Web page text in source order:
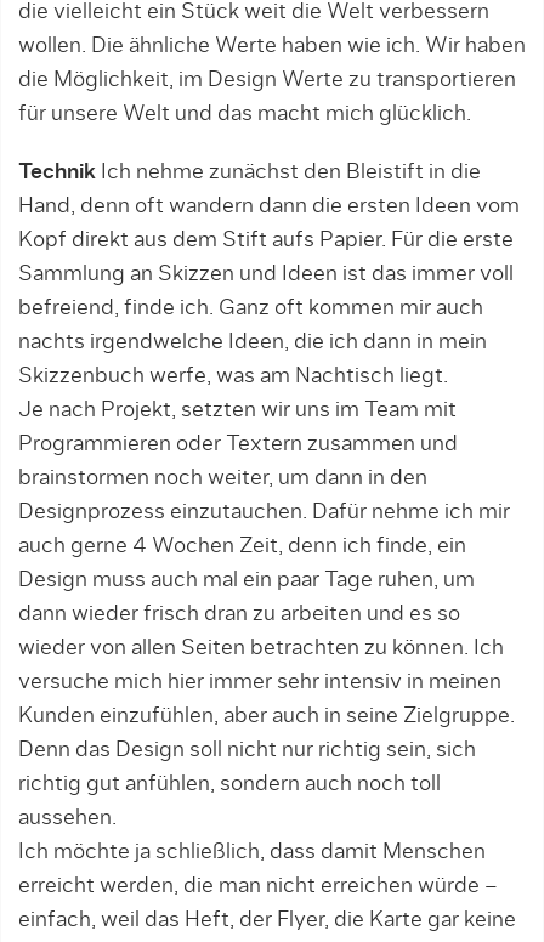
die vielleicht ein Stück weit die Welt verbessern
wollen. Die ähnliche Werte haben wie ich. Wir haben
die Möglichkeit, im Design Werte zu transportieren
für unsere Welt und das macht mich glücklich.
Technik Ich nehme zunächst den Bleistift in die
Hand, denn oft wandern dann die ersten Ideen vom
Kopf direkt aus dem Stift aufs Papier. Für die erste
Sammlung an Skizzen und Ideen ist das immer voll
befreiend, finde ich. Ganz oft kommen mir auch
nachts irgendwelche Ideen, die ich dann in mein
Skizzenbuch werfe, was am Nachtisch liegt.
Je nach Projekt, setzten wir uns im Team mit
Programmieren oder Textern zusammen und
brainstormen noch weiter, um dann in den
Designprozess einzutauchen. Dafür nehme ich mir
auch gerne 4 Wochen Zeit, denn ich finde, ein
Design muss auch mal ein paar Tage ruhen, um
dann wieder frisch dran zu arbeiten und es so
wieder von allen Seiten betrachten zu können. Ich
versuche mich hier immer sehr intensiv in meinen
Kunden einzufühlen, aber auch in seine Zielgruppe.
Denn das Design soll nicht nur richtig sein, sich
richtig gut anfühlen, sondern auch noch toll
aussehen.
Ich möchte ja schließlich, dass damit Menschen
erreicht werden, die man nicht erreichen würde –
einfach, weil das Heft, der Flyer, die Karte gar keine